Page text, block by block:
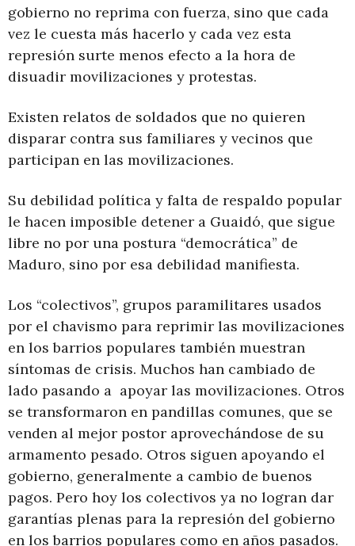
gobierno no reprima con fuerza, sino que cada
vez le cuesta más hacerlo y cada vez esta
represión surte menos efecto a la hora de
disuadir movilizaciones y protestas.
Existen relatos de soldados que no quieren
disparar contra sus familiares y vecinos que
participan en las movilizaciones.
Su debilidad política y falta de respaldo popular
le hacen imposible detener a Guaidó, que sigue
libre no por una postura “democrática” de
Maduro, sino por esa debilidad manifiesta.
Los “colectivos”, grupos paramilitares usados
por el chavismo para reprimir las movilizaciones
en los barrios populares también muestran
síntomas de crisis. Muchos han cambiado de
lado pasando a apoyar las movilizaciones. Otros
se transformaron en pandillas comunes, que se
venden al mejor postor aprovechándose de su
armamento pesado. Otros siguen apoyando el
gobierno, generalmente a cambio de buenos
pagos. Pero hoy los colectivos ya no logran dar
garantías plenas para la represión del gobierno
en los barrios populares como en años pasados.